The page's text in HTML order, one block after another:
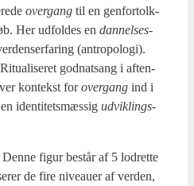
over­gang til en gen­for­tolk­
Her udfol­des en dan­nel­ses­
(antro­po­lo­gi).
god­natsang i aften­
kon­tekst forover­gang ind i
iden­ti­tets­mæs­sig udvik­lings­
figur består af 5 lod­ret­te
de fire niveau­er af ver­den,